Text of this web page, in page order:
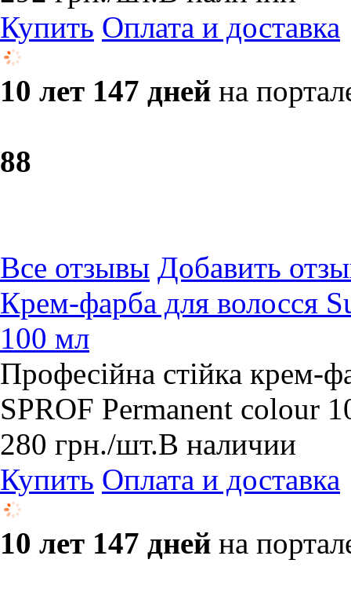
Купить Оплата и доставка
10 лет 147 дней на
88
Все отзывы Добавить
Крем-фарба для волосся
100 мл
Професійна стійка крем-
SPROF Рermanent colour
280 грн./шт.В наличии
Купить Оплата и доставка
10 лет 147 дней на